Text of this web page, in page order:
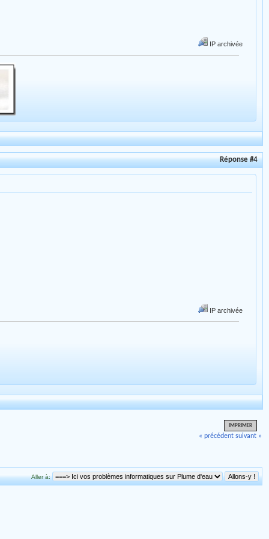
IP archivée
Réponse #4
IP archivée
IMPRIMER
« précédent suivant »
Aller à: